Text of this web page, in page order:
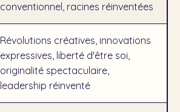
conventionnel, racines réinventées
Révolutions créatives, innovations
expressives, liberté d'être soi,
originalité spectaculaire,
leadership réinventé